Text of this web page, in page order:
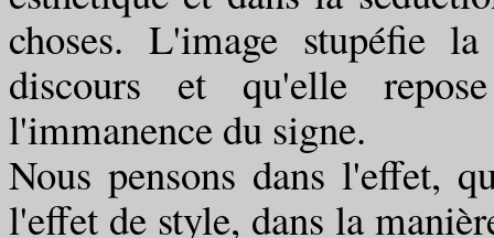
choses. L'image stupéfie
discours et qu'elle
l'immanence du signe.
Nous pensons dans l'effet,
l'effet de style, dans la